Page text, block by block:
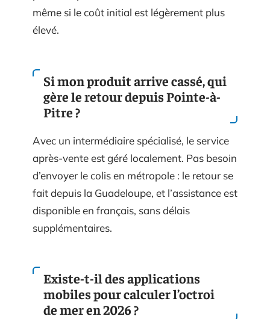
même si le coût initial est légèrement plus
élevé.
Si mon produit arrive cassé, qui
gère le retour depuis Pointe-à-
Pitre ?
Avec un intermédiaire spécialisé, le service
après-vente est géré localement. Pas besoin
d’envoyer le colis en métropole : le retour se
fait depuis la Guadeloupe, et l’assistance est
disponible en français, sans délais
supplémentaires.
Existe-t-il des applications
mobiles pour calculer l’octroi
de mer en 2026 ?